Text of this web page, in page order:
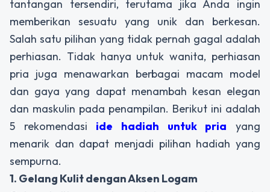
tantangan tersendiri, terutama jika Anda ingin
memberikan sesuatu yang unik dan berkesan.
Salah satu pilihan yang tidak pernah gagal adalah
perhiasan. Tidak hanya untuk wanita, perhiasan
pria juga menawarkan berbagai macam model
dan gaya yang dapat menambah kesan elegan
dan maskulin pada penampilan. Berikut ini adalah
5 rekomendasi ide hadiah untuk pria yang
menarik dan dapat menjadi pilihan hadiah yang
sempurna.
1. Gelang Kulit dengan Aksen Logam